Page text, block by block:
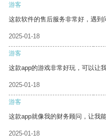
游客
这款软件的售后服务非常好，遇到
2025-01-18
游客
这款app的游戏非常好玩，可以让
2025-01-18
游客
这款app就像我的财务顾问，让我
2025-01-18